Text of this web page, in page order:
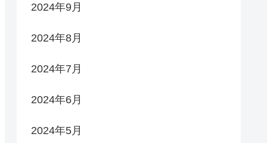
2024年9月
2024年8月
2024年7月
2024年6月
2024年5月